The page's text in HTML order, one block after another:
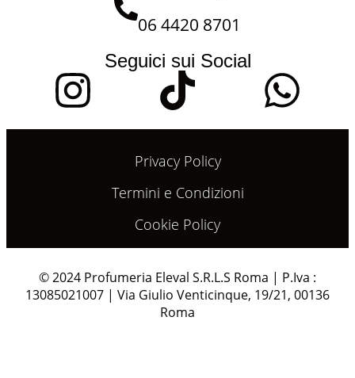
06 4420 8701
Seguici sui Social
Privacy Policy
Termini e Condizioni
Cookie Policy
© 2024 Profumeria Eleval S.R.L.S Roma | P.Iva :
13085021007 | Via Giulio Venticinque, 19/21, 00136
Roma